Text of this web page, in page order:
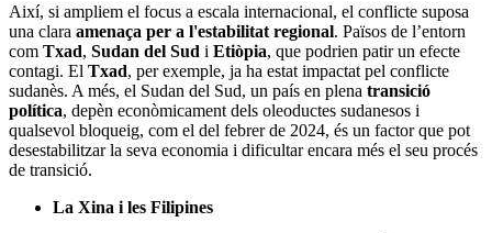
Així, si ampliem el focus a escala internacional, el conflicte suposa
una clara amenaça per a l'estabilitat regional. Països de l’entorn
com Txad, Sudan del Sud i Etiòpia, que podrien patir un efecte
contagi. El Txad, per exemple, ja ha estat impactat pel conflicte
sudanès. A més, el Sudan del Sud, un país en plena transició
política, depèn econòmicament dels oleoductes sudanesos i
qualsevol bloqueig, com el del febrer de 2024, és un factor que pot
desestabilitzar la seva economia i dificultar encara més el seu procés
de transició.
La Xina i les Filipines